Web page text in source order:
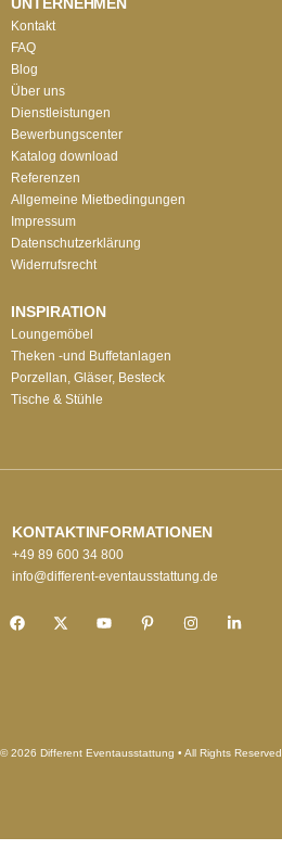
Kontakt
FAQ
Blog
Über uns
Dienstleistungen
Bewerbungscenter
Katalog download
Referenzen
Allgemeine Mietbedingungen
Impressum
Datenschutzerklärung
Widerrufsrecht
INSPIRATION
Loungemöbel
Theken -und Buffetanlagen
Porzellan, Gläser, Besteck
Tische & Stühle
KONTAKTINFORMATIONEN
+49 89 600 34 800
info@different-eventausstattung.de
© 2026 Different Eventausstattung • All Rights Reserved